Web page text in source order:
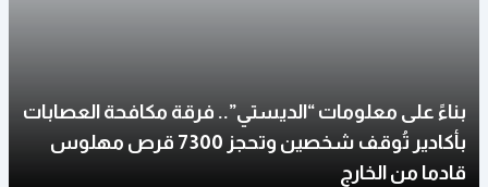
بناءً على معلومات “الديستي”.. فرقة مكافحة العصابات
بأكادير تُوقف شخصين وتحجز 7300 قرص مهلوس
قادما من الخارج